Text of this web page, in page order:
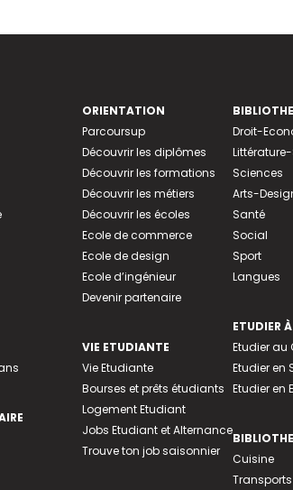
ORIENTATION
Parcoursup
Découvrir les diplômes
Découvrir les formations
Découvrir les métiers
Découvrir les écoles
Ecole de commerce
Ecole de design
Ecole d’ingénieur
Devenir partenaire
VIE ETUDIANTE
Vie Etudiante
Bourses et prêts étudiants
Logement Etudiant
Jobs Etudiant et Alternance
Trouve ton job saisonnier
Droit-
Sciences
Arts-
Santé
Social
Sport
Langues
ETUDIER
Etudier
Etudier en
Etudier en
Cuisine
Transports